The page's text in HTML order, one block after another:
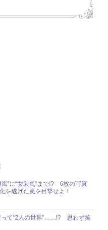
嵐”に“女装嵐”まで!? 6枚の写真
を遂げた嵐を目撃せよ！
って“2人の世界”……!? 思わず笑